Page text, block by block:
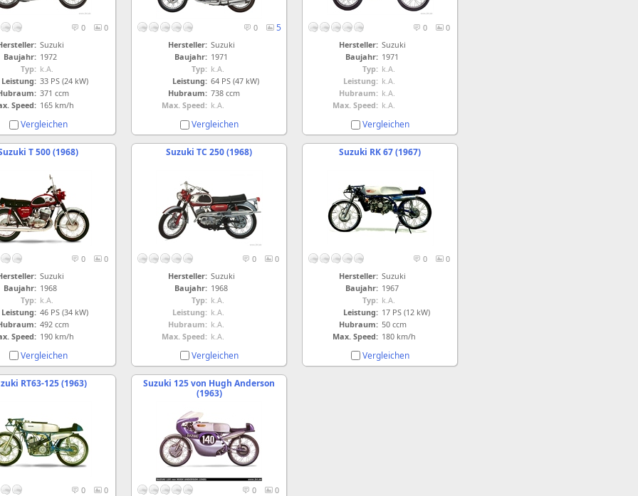
0
0
Suzuki
Baujahr: 1972
Typ: k.A.
Leistung: 33 PS (24 kW)
371 ccm
Speed: 165 km/h
Vergleichen
5
0
Hersteller: Suzuki
Baujahr: 1971
Typ: k.A.
Leistung: 64 PS (47 kW)
Hubraum: 738 ccm
Max. Speed: k.A.
Vergleichen
0
0
Hersteller: Suzuki
Baujahr: 1971
Typ: k.A.
Leistung: k.A.
Hubraum: k.A.
Max. Speed: k.A.
Vergleichen
T 500 (1968)
0
0
Suzuki
Baujahr: 1968
Typ: k.A.
Leistung: 46 PS (34 kW)
492 ccm
Speed: 190 km/h
Vergleichen
Suzuki TC 250 (1968)
0
0
Hersteller: Suzuki
Baujahr: 1968
Typ: k.A.
Leistung: k.A.
Hubraum: k.A.
Max. Speed: k.A.
Vergleichen
Suzuki RK 67 (1967)
0
0
Hersteller: Suzuki
Baujahr: 1967
Typ: k.A.
Leistung: 17 PS (12 kW)
Hubraum: 50 ccm
Max. Speed: 180 km/h
Vergleichen
RT63-125 (1963)
0
0
Suzuki 125 von Hugh Anderson
(1963)
0
0